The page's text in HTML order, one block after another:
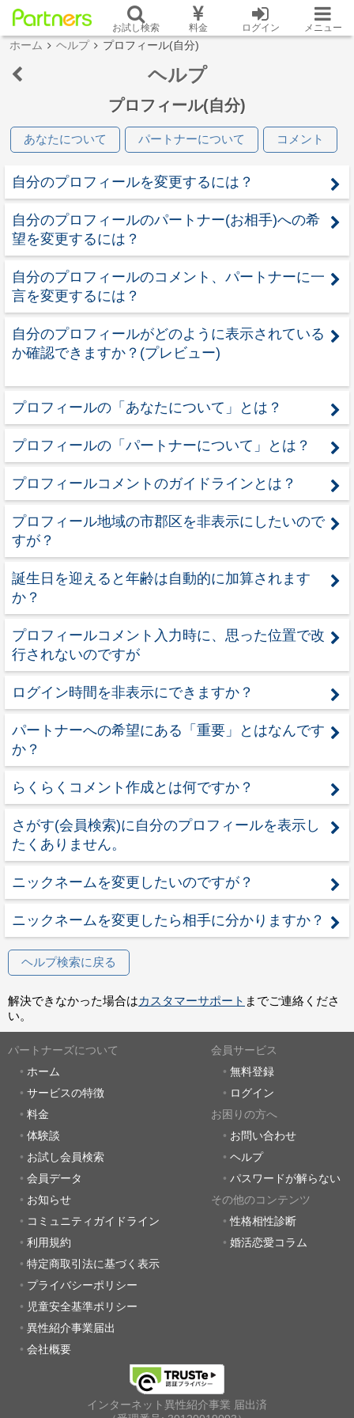
お試し検索 料金 ログイン メニュー
ホーム ヘルプ プロフィール(自分)
ヘルプ
プロフィール(自分)
あなたについて パートナーについて コメント
自分のプロフィールを変更するには？
自分のプロフィールのパートナー(お相手)への希
望を変更するには？
自分のプロフィールのコメント、パートナーに一
言を変更するには？
自分のプロフィールがどのように表示されている
か確認できますか？(プレビュー)
プロフィールの「あなたについて」とは？
プロフィールの「パートナーについて」とは？
プロフィールコメントのガイドラインとは？
プロフィール地域の市郡区を非表示にしたいので
すが？
誕生日を迎えると年齢は自動的に加算されます
か？
プロフィールコメント入力時に、思った位置で改
行されないのですが
ログイン時間を非表示にできますか？
パートナーへの希望にある「重要」とはなんです
か？
らくらくコメント作成とは何ですか？
さがす(会員検索)に自分のプロフィールを表示し
たくありません。
ニックネームを変更したいのですが？
ニックネームを変更したら相手に分かりますか？
ヘルプ検索に戻る
解決できなかった場合はカスタマーサポート までご連絡くださ
い。
パートナーズについて
ホーム
サービスの特徴
料金
体験談
お試し会員検索
会員データ
お知らせ
コミュニティガイドライン
利用規約
特定商取引法に基づく表示
プライバシーポリシー
児童安全基準ポリシー
異性紹介事業届出
会社概要
会員サービス
無料登録
ログイン
お困りの方へ
お問い合わせ
ヘルプ
パスワードが解らない
その他のコンテンツ
性格相性診断
婚活恋愛コラム
インターネット異性紹介事業 届出済